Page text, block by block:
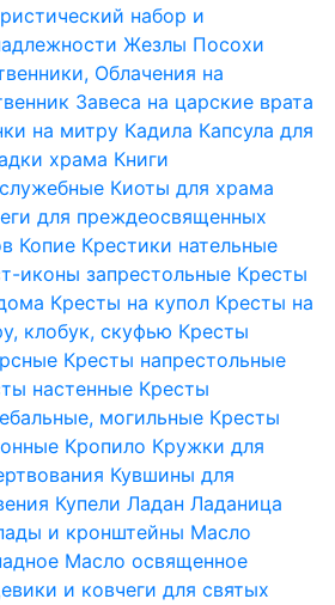
набор и
Жезлы Посохи
Облачения на
Завеса на царские врата
на митру Кадила Капсула для
храма Книги
Киоты для храма
для преждеосвященных
Копие Крестики нательные
иконы запрестольные Кресты
Кресты на купол Кресты на
клобук, скуфью Кресты
Кресты напрестольные
настенные Кресты
могильные Кресты
Кропило Кружки для
Кувшины для
Купели Ладан Ладаница
и кронштейны Масло
Масло освященное
и ковчеги для святых